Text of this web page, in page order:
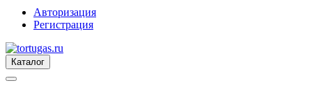
Авторизация
Регистрация
Каталог